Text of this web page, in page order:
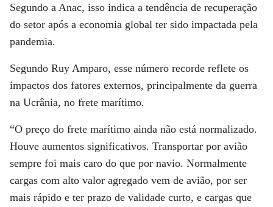
Segundo a Anac, isso indica a tendência de recuperação
do setor após a economia global ter sido impactada pela
pandemia.
Segundo Ruy Amparo, esse número recorde reflete os
impactos dos fatores externos, principalmente da guerra
na Ucrânia, no frete marítimo.
“O preço do frete marítimo ainda não está normalizado.
Houve aumentos significativos. Transportar por avião
sempre foi mais caro do que por navio. Normalmente
cargas com alto valor agregado vem de avião, por ser
mais rápido e ter prazo de validade curto, e cargas que